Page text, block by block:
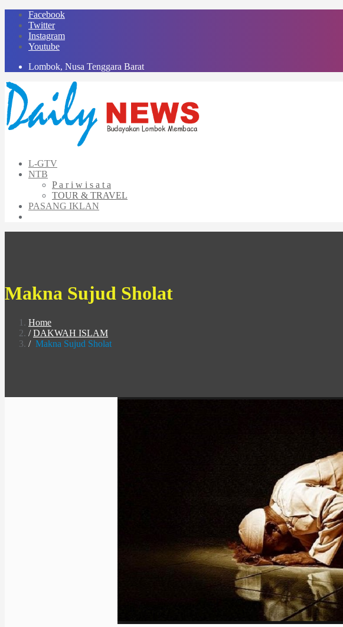
Skip
content
Facebook
Twitter
Instagram
Youtube
Lombok, Nusa Tenggara Barat
L-GTV
NTB
P a r i w i s a t a
TOUR & TRAVEL
PASANG IKLAN
Makna Sujud Sholat
Home
DAKWAH ISLAM
Makna Sujud Sholat